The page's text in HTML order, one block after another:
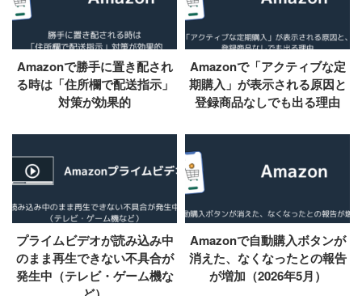
Amazonで勝手に置き配され
る時は「住所欄で配送指示」
対策が効果的
Amazonで「アクティブな定
期購入」が表示される原因と
登録商品なしでも出る理由
プライムビデオが読み込み中
のまま再生できない不具合が
発生中（テレビ・ゲーム機な
ど）
Amazonで自動購入ボタンが
消えた、なくなったとの報告
が増加（2026年5月）